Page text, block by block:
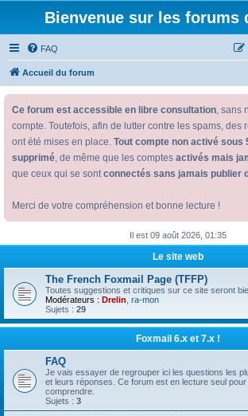
Bienvenue sur les forums
FAQ
Accueil du forum
Ce forum est accessible en libre consultation, sans
compte. Toutefois, afin de lutter contre les spams, des
ont été mises en place. Tout compte non activé sous
supprimé, de même que les comptes activés mais
que ceux qui se sontconnectés sans jamais publier
Merci de votre compréhension et bonne lecture !
Il est 09 août 2026, 01:35
Le site web
The French Foxmail Page (TFFP)
Toutes suggestions et critiques sur ce site seront
Modérateurs : Drelin ra-mon
Sujets : 29
Foxmail 6.x et 7.x !
FAQ
Je vais essayer de regrouper ici les questions les
et leurs réponses. Ce forum est en lecture seul
comprendre.
Sujets : 3